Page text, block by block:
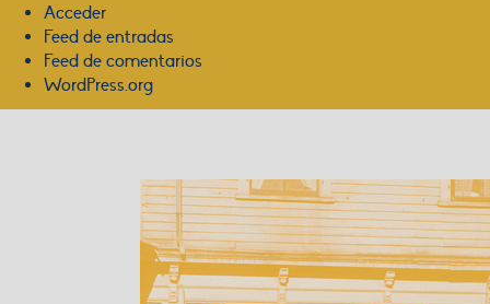
Acceder
Feed de entradas
Feed de comentarios
WordPress.org